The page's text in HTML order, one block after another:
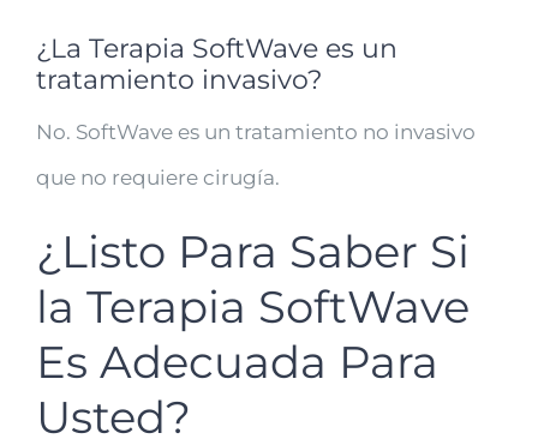
¿La Terapia SoftWave es un
tratamiento invasivo?
No. SoftWave es un tratamiento no invasivo
que no requiere cirugía.
¿Listo Para Saber Si
la Terapia SoftWave
Es Adecuada Para
Usted?